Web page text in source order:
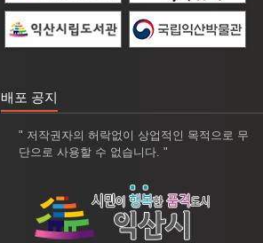
배포 공지
" 저작권자의 허락없이 상업적인 목적으로 무
단으로 사용할 수 없습니다. "